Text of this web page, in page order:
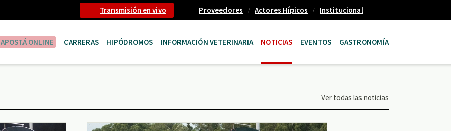
Transmisión en vivo Proveedores Actores Hípicos Institucional
APOSTÁ ONLINE CARRERAS HIPÓDROMOS INFORMACIÓN VETERINARIA NOTICIAS EVENTOS GASTRONOMÍA
Ver todas las noticias